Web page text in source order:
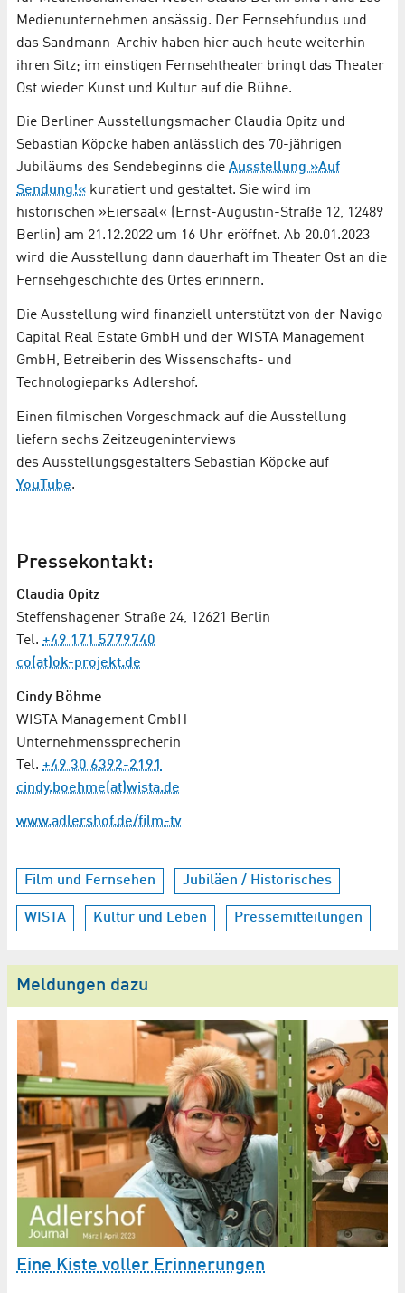
Medienunternehmen ansässig. Der Fernsehfundus und
das Sandmann-Archiv haben hier auch heute weiterhin
ihren Sitz; im einstigen Fernsehtheater bringt das Theater
Ost wieder Kunst und Kultur auf die Bühne.
Die Berliner Ausstellungsmacher Claudia Opitz und
Sebastian Köpcke haben anlässlich des 70-jährigen
Jubiläums des Sendebeginns die Ausstellung »Auf
Sendung!« kuratiert und gestaltet. Sie wird im
historischen »Eiersaal« (Ernst-Augustin-Straße 12, 12489
Berlin) am 21.12.2022 um 16 Uhr eröffnet. Ab 20.01.2023
wird die Ausstellung dann dauerhaft im Theater Ost an die
Fernsehgeschichte des Ortes erinnern.
Die Ausstellung wird finanziell unterstützt von der Navigo
Capital Real Estate GmbH und der WISTA Management
GmbH, Betreiberin des Wissenschafts- und
Technologieparks Adlershof.
Einen filmischen Vorgeschmack auf die Ausstellung
liefern sechs Zeitzeugeninterviews
des Ausstellungsgestalters Sebastian Köpcke auf
YouTube.
Pressekontakt:
Claudia Opitz
Steffenshagener Straße 24, 12621 Berlin
Tel. +49 171 5779740
co(at)ok-projekt.de
Cindy Böhme
WISTA Management GmbH
Unternehmenssprecherin
Tel. +49 30 6392-2191
cindy.boehme(at)wista.de
www.adlershof.de/film-tv
Film und Fernsehen Jubiläen / Historisches
WISTA Kultur und Leben Pressemitteilungen
Meldungen dazu
Eine Kiste voller Erinnerungen